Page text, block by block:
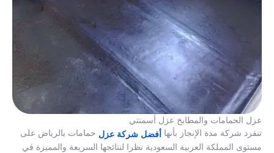
عزل الحمامات والمطابخ عزل أسمنتي
تنفرد شركة مدة الإنجاز بأنها أفضل شركة عزل حمامات بالرياض على
مستوى المملكة العربية السعودية نظرا لنتائجها السريعة والمميزة في